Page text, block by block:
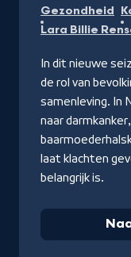
Gezondheid
Lara Billie
In dit nieuwe
de rol van
samenleving. In
naar
laat klachten
belangrijk is.